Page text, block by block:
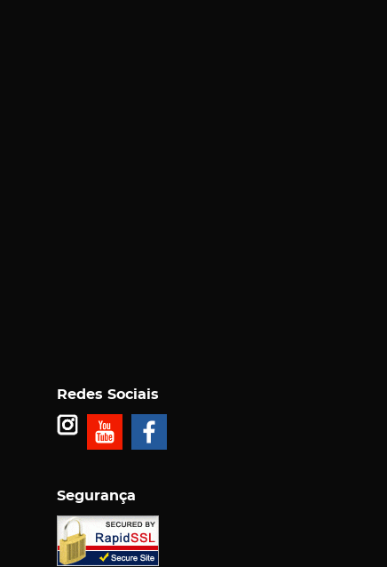
Redes Sociais
Segurança